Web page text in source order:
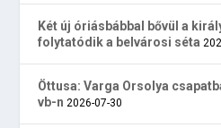
Két új óriásbábbal bővül a
folytatódik a belvárosi séta
Öttusa: Varga Orsolya
vb-n 2026-07-30